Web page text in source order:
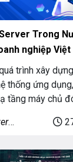
Trong
nghiệp
chọn?trình xây
thống ứng
tầng máy chủ
phổ biến hiện
thực tế,